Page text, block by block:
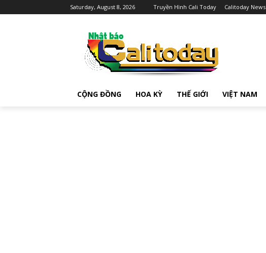
Saturday, August 8, 2026 Truyền Hình Cali Today Calitoday News
CỘNG ĐỒNG HOA KỲ THẾ GIỚI VIỆT NAM